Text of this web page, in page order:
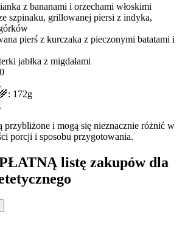
z bananami i orzechami włoskimi
szpinaku, grillowanej piersi z indyka,
pierś z kurczaka z pieczonymi batatami i
jabłka z migdałami
172g
przybliżone i mogą się nieznacznie różnić w
porcji i sposobu przygotowania.
listę zakupów dla